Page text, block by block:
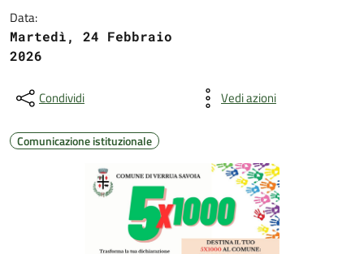
Data:
Martedì, 24 Febbraio
2026
Condividi Vedi azioni
Comunicazione istituzionale